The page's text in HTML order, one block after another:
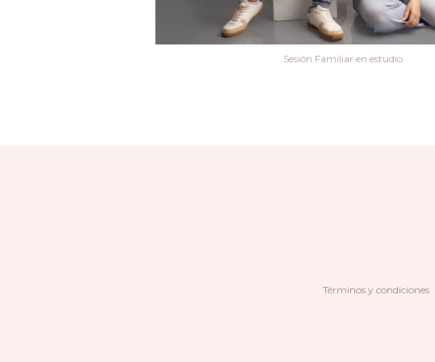
Sesión Familiar en estudio
Términos y condiciones